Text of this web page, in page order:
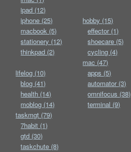
ipad (12)
iphone (25)
macbook (5)
stationery (12)
thinkpad (2)
hobby (15)
effector (1)
shoecare (5)
cycling (4)
lifelog (10)
blog (41)
health (14)
moblog (14)
mac (47)
apps (5)
automator (3)
omnifocus (38)
terminal (9)
taskmgt (79)
7habit (1)
gtd (30)
taskchute (8)